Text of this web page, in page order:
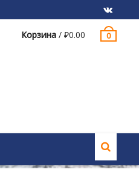
VK
Корзина / ₽0.00 0